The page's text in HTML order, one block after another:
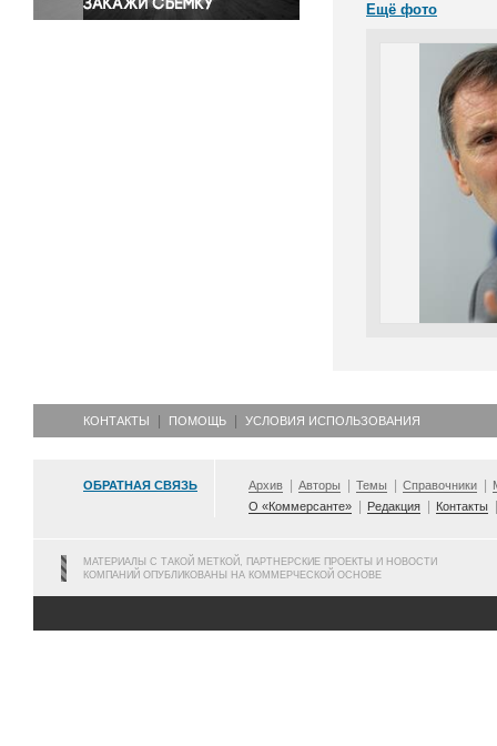
Ещё фото
КОНТАКТЫ ПОМОЩЬ УСЛОВИЯ ИСПОЛЬЗОВАНИЯ
ОБРАТНАЯ СВЯЗЬ Архив Авторы Темы Справочники
О «Коммерсанте»
Редакция Контакты
МАТЕРИАЛЫ С ТАКОЙ МЕТКОЙ, ПАРТНЕРСКИЕ ПРОЕКТЫ И НОВОСТИ
КОМПАНИЙ ОПУБЛИКОВАНЫ НА КОММЕРЧЕСКОЙ ОСНОВЕ